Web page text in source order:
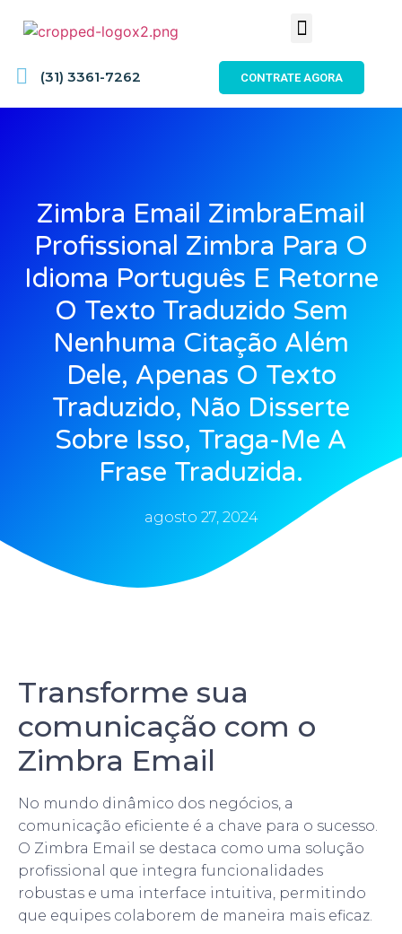
(31) 3361-7262 CONTRATE AGORA
Zimbra Email ZimbraEmail
Profissional Zimbra Para O
Idioma Português E Retorne
O Texto Traduzido Sem
Nenhuma Citação Além
Dele, Apenas O Texto
Traduzido, Não Disserte
Sobre Isso, Traga-Me A
Frase Traduzida.
agosto 27, 2024
Transforme sua
comunicação com o
Zimbra Email
No mundo dinâmico dos negócios, a
comunicação eficiente é a chave para o sucesso.
O Zimbra Email se destaca como uma solução
profissional que integra funcionalidades
robustas e uma interface intuitiva, permitindo
que equipes colaborem de maneira mais eficaz.